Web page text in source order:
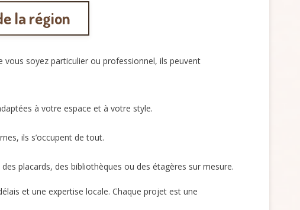
la région
soyez particulier ou professionnel, ils peuvent
à votre espace et à votre style.
ils s’occupent de tout.
placards, des bibliothèques ou des étagères sur mesure.
et une expertise locale. Chaque projet est une